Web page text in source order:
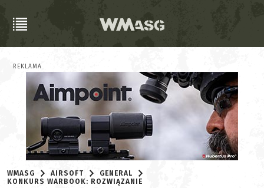
REKLAMA
WMASG AIRSOFT
GENERAL
KONKURS WARBOOK: ROZWIĄZANIE